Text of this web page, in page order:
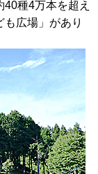
種4万本を超え
広場」があり